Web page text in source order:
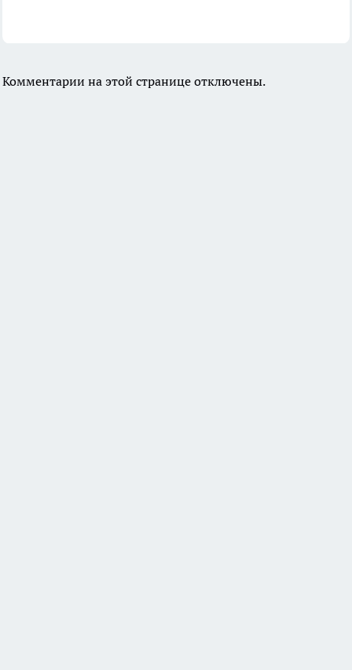
Комментарии на этой странице отключены.